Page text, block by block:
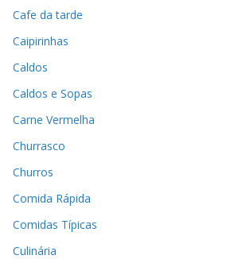
Cafe da tarde
Caipirinhas
Caldos
Caldos e Sopas
Carne Vermelha
Churrasco
Churros
Comida Rápida
Comidas Típicas
Culinária